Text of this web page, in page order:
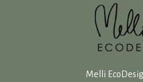
Melli